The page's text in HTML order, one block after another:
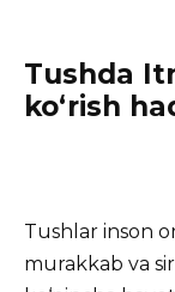
Tushda
ko‘rish
Tushlar inson
murakkab va